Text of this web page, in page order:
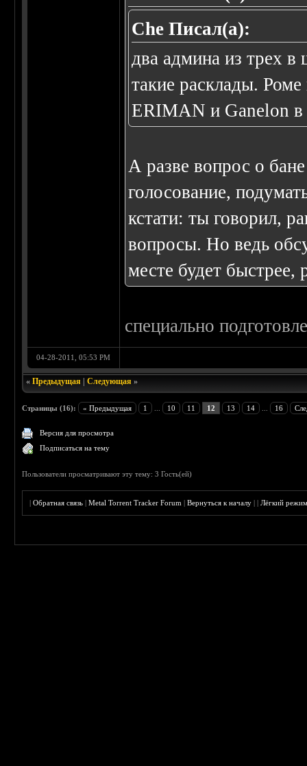
Che Писал(а):
два админа из трех в
такие расклады.
ERIMAN и Ganelon в
А разве вопрос о
голосование,
кстати: ты говорил,
вопросы. Но ведь
месте будет быстрее,
специально
04-28-2011, 05:53 PM
«Предыдущая |Следующая »
Страницы (16): « Предыдущая 1 10 11 12 13 14 16
Версия для просмотра
Подписаться на тему
Пользователи просматривают эту тему: 3 Гость(ей)
|Обратная связь |Metal Torrent Tracker Forum |Вернуться к началу ||Лёгкий